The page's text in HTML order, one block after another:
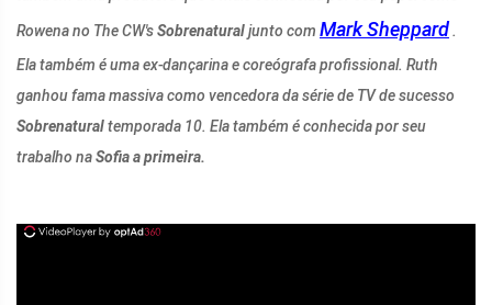
Rowena no The CW'sSobrenaturaljunto com Mark Sheppard .
Ela também é uma ex-dançarina e coreógrafa profissional. Ruth
ganhou fama massiva como vencedora da série de TV de sucesso
Sobrenaturaltemporada 10. Ela também é conhecida por seu
trabalho naSofia a primeira.